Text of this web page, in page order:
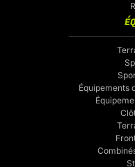
Équipements